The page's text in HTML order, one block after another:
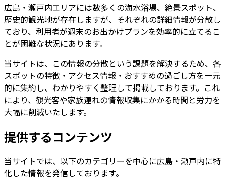
広島・瀬戸内エリアには数多くの海水浴場、絶景スポット、
歴史的観光地が存在しますが、それぞれの詳細情報が分散し
ており、利用者が週末のお出かけプランを効率的に立てるこ
とが困難な状況にあります。
当サイトは、この情報の分散という課題を解決するため、各
スポットの特徴・アクセス情報・おすすめの過ごし方を一元
的に集約し、わかりやすく整理して掲載しております。これ
により、観光客や家族連れの情報収集にかかる時間と労力を
大幅に削減いたします。
提供するコンテンツ
当サイトでは、以下のカテゴリーを中心に広島・瀬戸内に特
化した情報を発信しております。